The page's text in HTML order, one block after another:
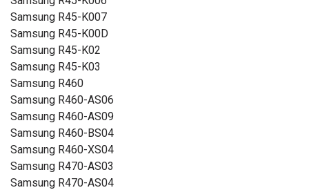
Samsung R45-K007
Samsung R45-K00D
Samsung R45-K02
Samsung R45-K03
Samsung R460
Samsung R460-AS06
Samsung R460-AS09
Samsung R460-BS04
Samsung R460-XS04
Samsung R470-AS03
Samsung R470-AS04